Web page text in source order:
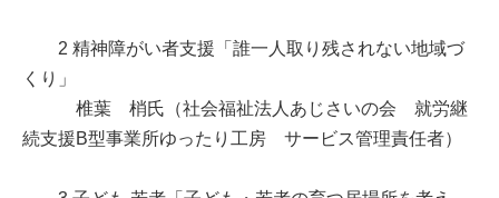
2 精神障がい者支援「誰一人取り残されない地域づ
くり」
椎葉 梢氏（社会福祉法人あじさいの会 就労継
続支援B型事業所ゆったり工房 サービス管理責任者）